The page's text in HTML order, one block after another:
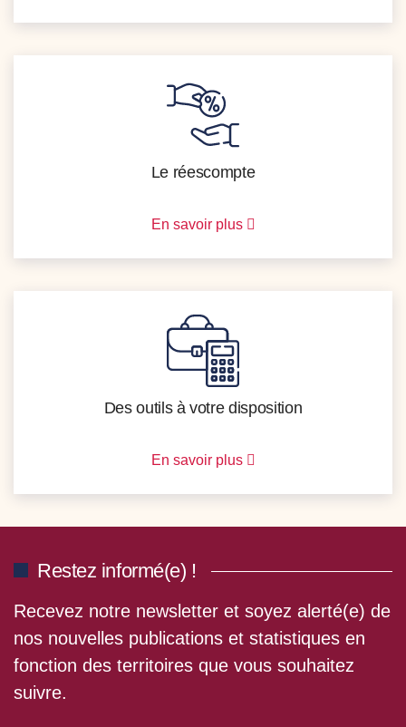
Le réescompte
En savoir plus
Des outils à votre disposition
En savoir plus
Restez informé(e) !
Recevez notre newsletter et soyez alerté(e) de
nos nouvelles publications et statistiques en
fonction des territoires que vous souhaitez
suivre.